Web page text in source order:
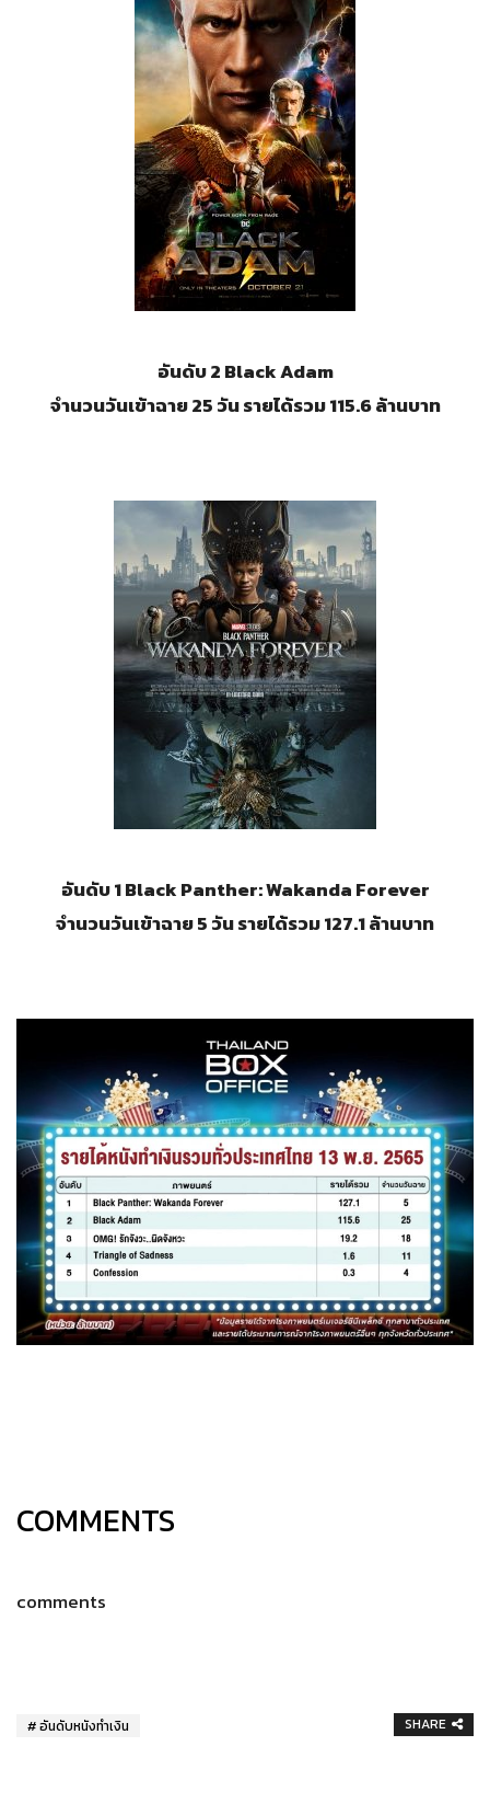
อันดับ 2 Black Adam
จำนวนวันเข้าฉาย 25 วัน รายได้รวม 115.6 ล้านบาท
อันดับ 1 Black Panther: Wakanda Forever
จำนวนวันเข้าฉาย 5 วัน รายได้รวม 127.1 ล้านบาท
COMMENTS
comments
อันดับหนังทำเงิน SHARE